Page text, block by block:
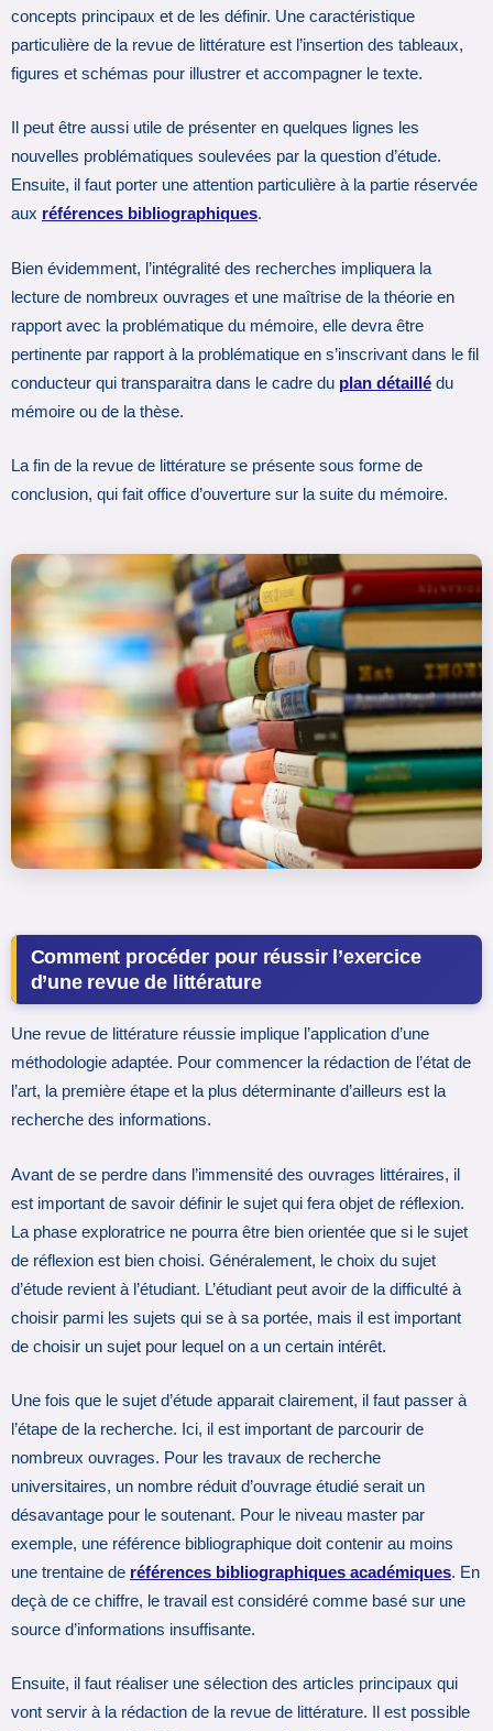
concepts principaux et de les définir. Une caractéristique
particulière de la revue de littérature est l’insertion des tableaux,
figures et schémas pour illustrer et accompagner le texte.
Il peut être aussi utile de présenter en quelques lignes les
nouvelles problématiques soulevées par la question d’étude.
Ensuite, il faut porter une attention particulière à la partie réservée
aux références bibliographiques.
Bien évidemment, l’intégralité des recherches impliquera la
lecture de nombreux ouvrages et une maîtrise de la théorie en
rapport avec la problématique du mémoire, elle devra être
pertinente par rapport à la problématique en s’inscrivant dans le fil
conducteur qui transparaitra dans le cadre du plan détaillé du
mémoire ou de la thèse.
La fin de la revue de littérature se présente sous forme de
conclusion, qui fait office d’ouverture sur la suite du mémoire.
Comment procéder pour réussir l’exercice
d’une revue de littérature
Une revue de littérature réussie implique l’application d’une
méthodologie adaptée. Pour commencer la rédaction de l’état de
l’art, la première étape et la plus déterminante d’ailleurs est la
recherche des informations.
Avant de se perdre dans l’immensité des ouvrages littéraires, il
est important de savoir définir le sujet qui fera objet de réflexion.
La phase exploratrice ne pourra être bien orientée que si le sujet
de réflexion est bien choisi. Généralement, le choix du sujet
d’étude revient à l’étudiant. L’étudiant peut avoir de la difficulté à
choisir parmi les sujets qui se à sa portée, mais il est important
de choisir un sujet pour lequel on a un certain intérêt.
Une fois que le sujet d’étude apparait clairement, il faut passer à
l’étape de la recherche. Ici, il est important de parcourir de
nombreux ouvrages. Pour les travaux de recherche
universitaires, un nombre réduit d’ouvrage étudié serait un
désavantage pour le soutenant. Pour le niveau master par
exemple, une référence bibliographique doit contenir au moins
une trentaine de références bibliographiques académiques. En
deçà de ce chiffre, le travail est considéré comme basé sur une
source d’informations insuffisante.
Ensuite, il faut réaliser une sélection des articles principaux qui
vont servir à la rédaction de la revue de littérature. Il est possible